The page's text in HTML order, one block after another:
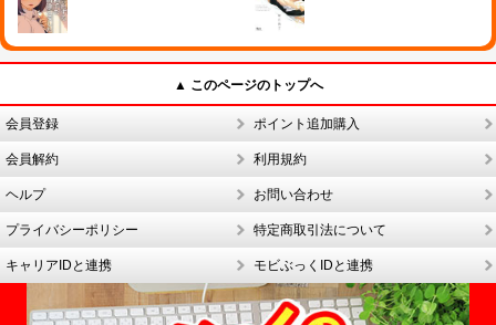
▲ このページのトップへ
会員登録 ポイント追加購入
会員解約 利用規約
ヘルプ お問い合わせ
プライバシーポリシー 特定商取引法について
キャリアIDと連携 モビぶっくIDと連携